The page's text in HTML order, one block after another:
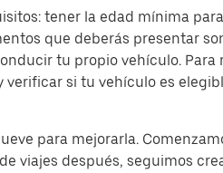
tener la edad mínima
que deberás presentar
tu propio vehículo.
si tu vehículo es
para mejorarla.
viajes después, seguimos